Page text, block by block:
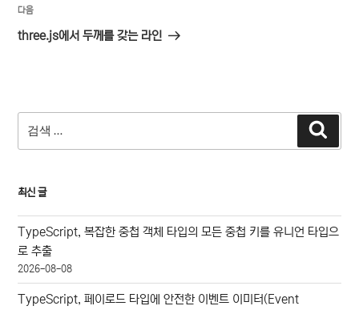
다
음
다음
three.js에서 두께를 갖는 라인
색:
색
최신 글
TypeScript, 복잡한 중첩 객체 타입의 모든 중첩 키를 유니언 타입으
로 추출
2026-08-08
TypeScript, 페이로드 타입에 안전한 이벤트 이미터(Event